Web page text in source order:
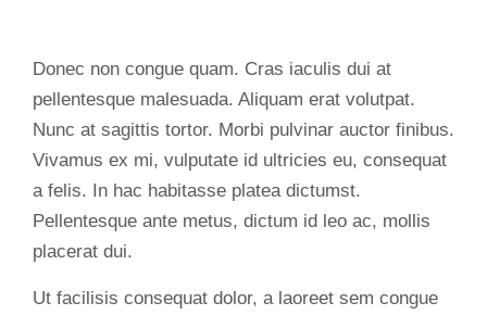
Donec non congue quam. Cras iaculis dui at
pellentesque malesuada. Aliquam erat volutpat.
Nunc at sagittis tortor. Morbi pulvinar auctor finibus.
Vivamus ex mi, vulputate id ultricies eu, consequat
a felis. In hac habitasse platea dictumst.
Pellentesque ante metus, dictum id leo ac, mollis
placerat dui.
Ut facilisis consequat dolor, a laoreet sem congue